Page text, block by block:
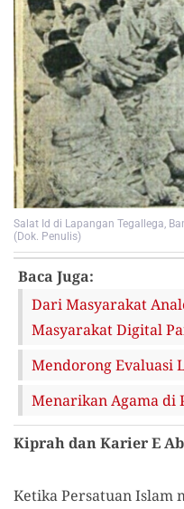
Salat Id di Lapangan Tegallega,
(Dok. Penulis)
Baca Juga:
Dari Masyarakat
Masyarakat Digital
Mendorong Evaluasi
Menarikan Agama di
Kiprah dan Karier E
Ketika Persatuan Islam